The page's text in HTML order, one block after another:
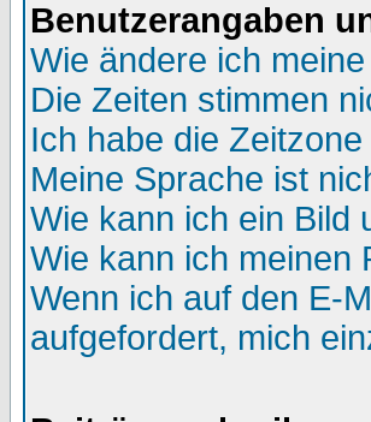
Benutzerangaben
Wie ändere ich
Die Zeiten stimmen
Ich habe die
Meine Sprache ist
Wie kann ich ein Bild
Wie kann ich meinen
Wenn ich auf den E-
aufgefordert, mich